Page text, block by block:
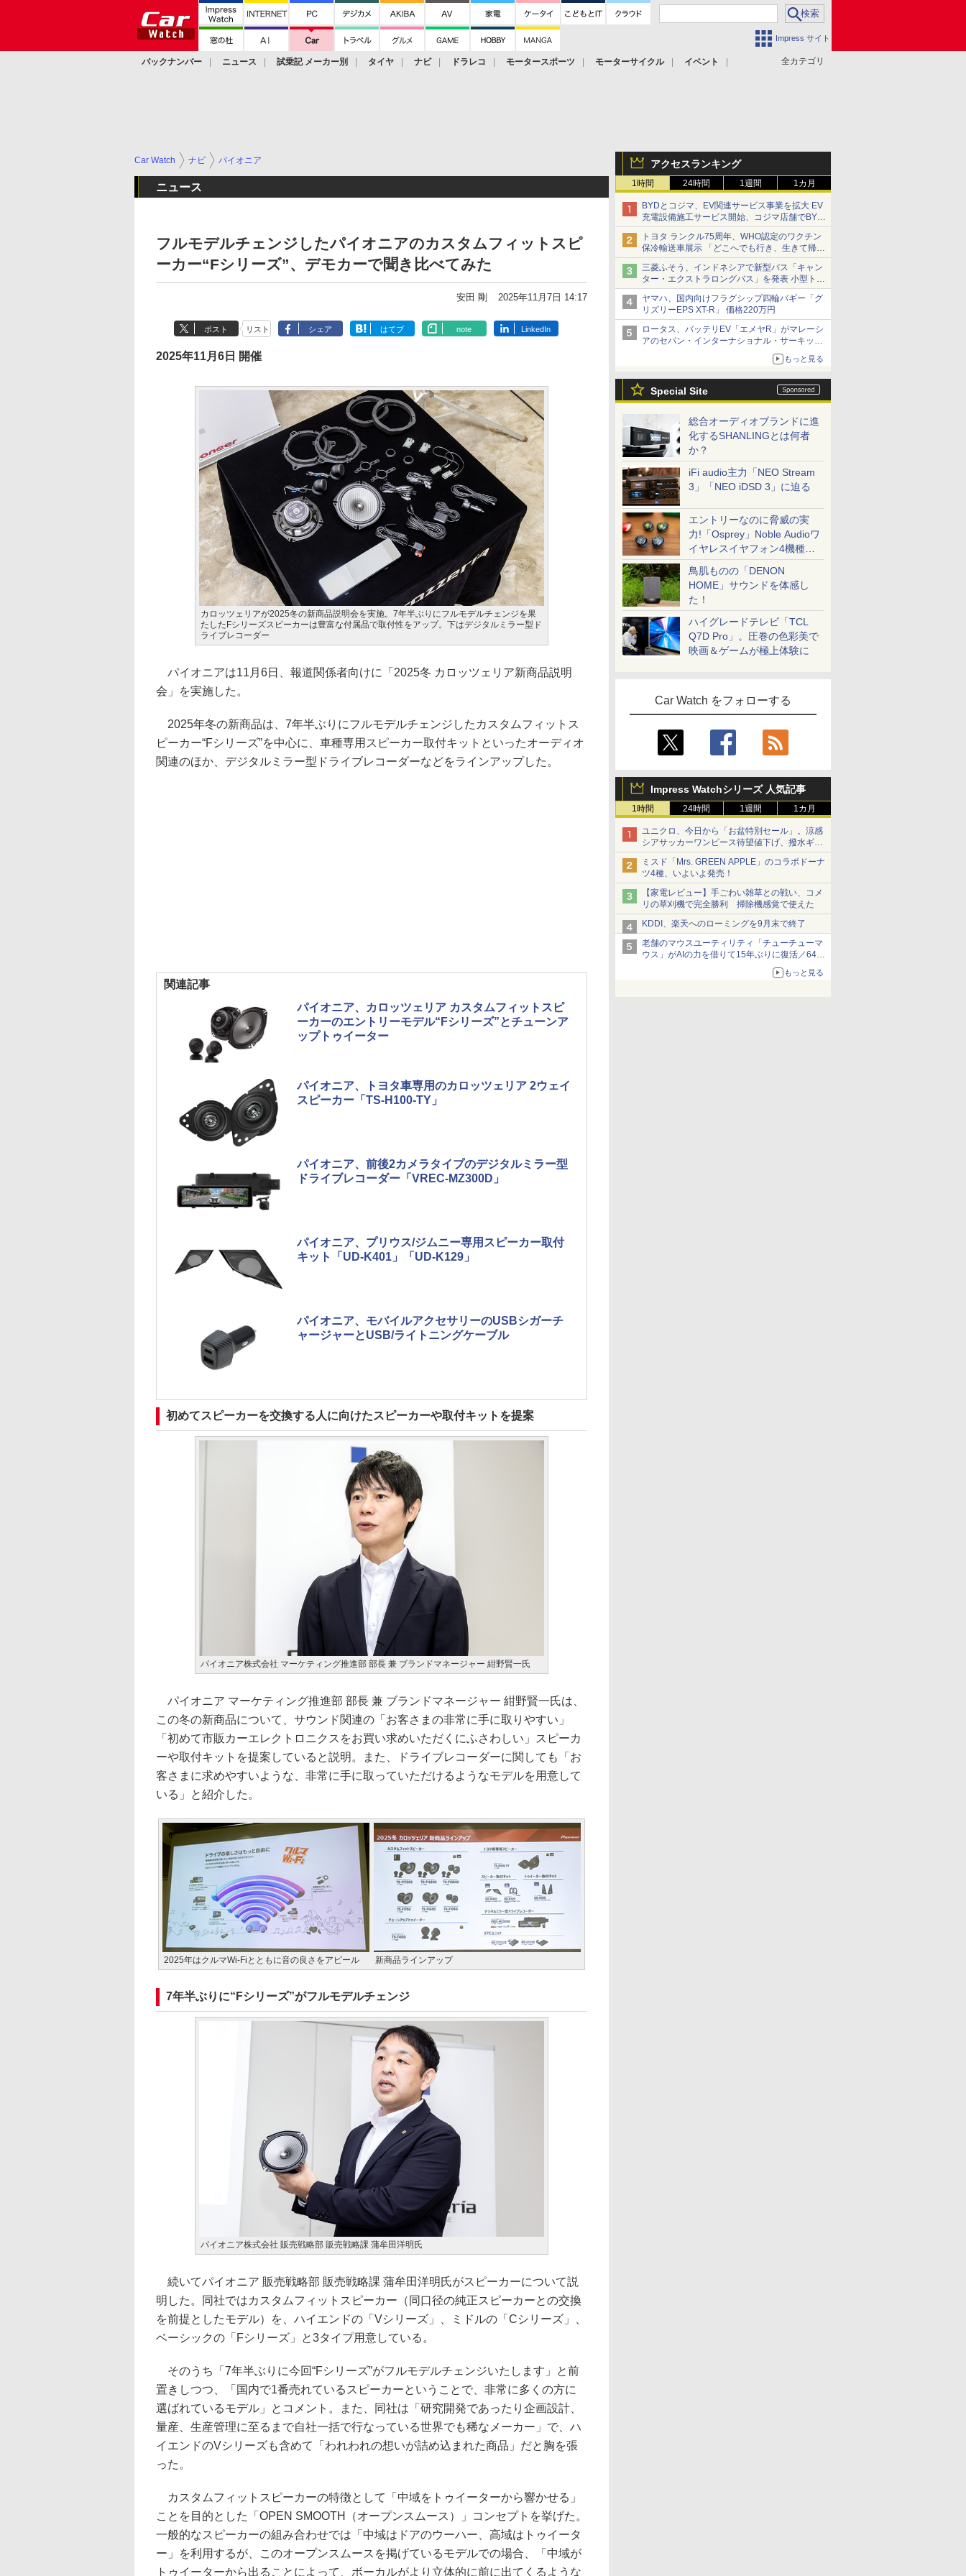
Impress サイト
全カテゴリ
バックナンバー ニュース 試乗記 メーカー別 タイヤ ナビ ドラレコ モータースポーツ モーターサイクル
イベント
アクセスランキング
1時間 24時間 1週間 1カ月
BYDとコジマ、EV関連サービス事業を拡大 EV
充電設備施工サービス開始、コジマ店舗でBYD
車の展示・試乗イベントを強化
トヨタ ランクル75周年、WHO認定のワクチン
保冷輸送車展示 「どこへでも行き、生きて帰っ
てこられる」ランドクルーザーで命をつなぐ
三菱ふそう、インドネシアで新型バス「キャン
ター・エクストラロングバス」を発表 小型トラ
ックベースの観光・旅客輸送向けバス
ヤマハ、国内向けフラグシップ四輪バギー「グ
リズリーEPS XT-R」 価格220万円
ロータス、バッテリEV「エメヤR」がマレーシ
アのセパン・インターナショナル・サーキット
もっと見る
Special Site
総合オーディオブランドに進
化するSHANLINGとは何者
か？
iFi audio主力「NEO Stream
3」「NEO iDSD 3」に迫る
エントリーなのに脅威の実
力!「Osprey」Noble Audioワ
イヤレスイヤフォン4機種を
一気に聴く
鳥肌ものの「DENON
HOME」サウンドを体感し
た！
ハイグレードテレビ「TCL
Q7D Pro」。圧巻の色彩美で
映画＆ゲームが極上体験に
Car Watch をフォローする
Impress Watchシリーズ 人気記事
1時間 24時間 1週間 1カ月
ユニクロ、今日から「お盆特別セール」。涼感
シアサッカーワンピース待望値下げ、撥水ギア
ショーツは1990円に
ミスド「Mrs. GREEN APPLE」のコラボドーナ
ツ4種、いよいよ発売！
【家電レビュー】手ごわい雑草との戦い、コメ
リの草刈機で完全勝利 掃除機感覚で使えた
KDDI、楽天へのローミングを9月末で終了
老舗のマウスユーティリティ「チューチューマ
ウス」がAIの力を借りて15年ぶりに復活／64bit
化、Windows 10/11、「Chrome」も走り回
る。復活記念で2026年末まで500円
もっと見る
Car Watch ナビ パイオニア
ニュース
フルモデルチェンジしたパイオニアのカスタムフィットスピ
ーカー“Fシリーズ”、デモカーで聞き比べてみた
安田 剛 2025年11月7日 14:17
ポスト リスト シェア はてブ note LinkedIn
2025年11月6日 開催
カロッツェリアが2025冬の新商品説明会を実施。7年半ぶりにフルモデルチェンジを果
たしたFシリーズスピーカーは豊富な付属品で取付性をアップ。下はデジタルミラー型ド
ライブレコーダー
パイオニアは11月6日、報道関係者向けに「2025冬 カロッツェリア新商品説明
会」を実施した。
2025年冬の新商品は、7年半ぶりにフルモデルチェンジしたカスタムフィットス
ピーカー“Fシリーズ”を中心に、車種専用スピーカー取付キットといったオーディオ
関連のほか、デジタルミラー型ドライブレコーダーなどをラインアップした。
関連記事
パイオニア、カロッツェリア カスタムフィットスピ
ーカーのエントリーモデル“Fシリーズ”とチューンア
ップトゥイーター
パイオニア、トヨタ車専用のカロッツェリア 2ウェイ
スピーカー「TS-H100-TY」
パイオニア、前後2カメラタイプのデジタルミラー型
ドライブレコーダー「VREC-MZ300D」
パイオニア、プリウス/ジムニー専用スピーカー取付
キット「UD-K401」「UD-K129」
パイオニア、モバイルアクセサリーのUSBシガーチ
ャージャーとUSB/ライトニングケーブル
初めてスピーカーを交換する人に向けたスピーカーや取付キットを提案
パイオニア株式会社 マーケティング推進部 部長 兼 ブランドマネージャー 紺野賢一氏
パイオニア マーケティング推進部 部長 兼 ブランドマネージャー 紺野賢一氏は、
この冬の新商品について、サウンド関連の「お客さまの非常に手に取りやすい」
「初めて市販カーエレクトロニクスをお買い求めいただくにふさわしい」スピーカ
ーや取付キットを提案していると説明。また、ドライブレコーダーに関しても「お
客さまに求めやすいような、非常に手に取っていただけるようなモデルを用意して
いる」と紹介した。
2025年はクルマWi-Fiとともに音の良さをアピール 新商品ラインアップ
7年半ぶりに“Fシリーズ”がフルモデルチェンジ
パイオニア株式会社 販売戦略部 販売戦略課 蒲牟田洋明氏
続いてパイオニア 販売戦略部 販売戦略課 蒲牟田洋明氏がスピーカーについて説
明した。同社ではカスタムフィットスピーカー（同口径の純正スピーカーとの交換
を前提としたモデル）を、ハイエンドの「Vシリーズ」、ミドルの「Cシリーズ」、
ベーシックの「Fシリーズ」と3タイプ用意している。
そのうち「7年半ぶりに今回“Fシリーズ”がフルモデルチェンジいたします」と前
置きしつつ、「国内で1番売れているスピーカーということで、非常に多くの方に
選ばれているモデル」とコメント。また、同社は「研究開発であったり企画設計、
量産、生産管理に至るまで自社一括で行なっている世界でも稀なメーカー」で、ハ
イエンドのVシリーズも含めて「われわれの想いが詰め込まれた商品」だと胸を張
った。
カスタムフィットスピーカーの特徴として「中域をトゥイーターから響かせる」
ことを目的とした「OPEN SMOOTH（オープンスムース）」コンセプトを挙げた。
一般的なスピーカーの組み合わせでは「中域はドアのウーハー、高域はトゥイータ
ー」を利用するが、このオープンスムースを掲げているモデルでの場合、「中域が
トゥイーターから出ることによって、ボーカルがより立体的に前に出てくるような